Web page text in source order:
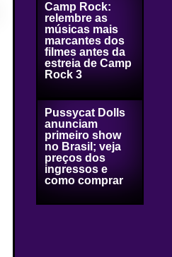
Camp Rock:
relembre as
músicas mais
marcantes dos
filmes antes da
estreia de Camp
Rock 3
Pussycat Dolls
anunciam
primeiro show
no Brasil; veja
preços dos
ingressos e
como comprar